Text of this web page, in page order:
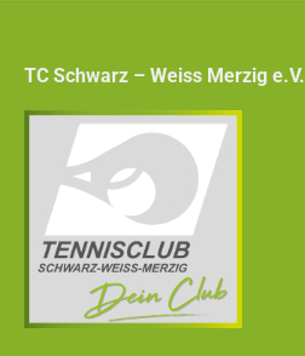
TC Schwarz – Weiss Merzig e.V.